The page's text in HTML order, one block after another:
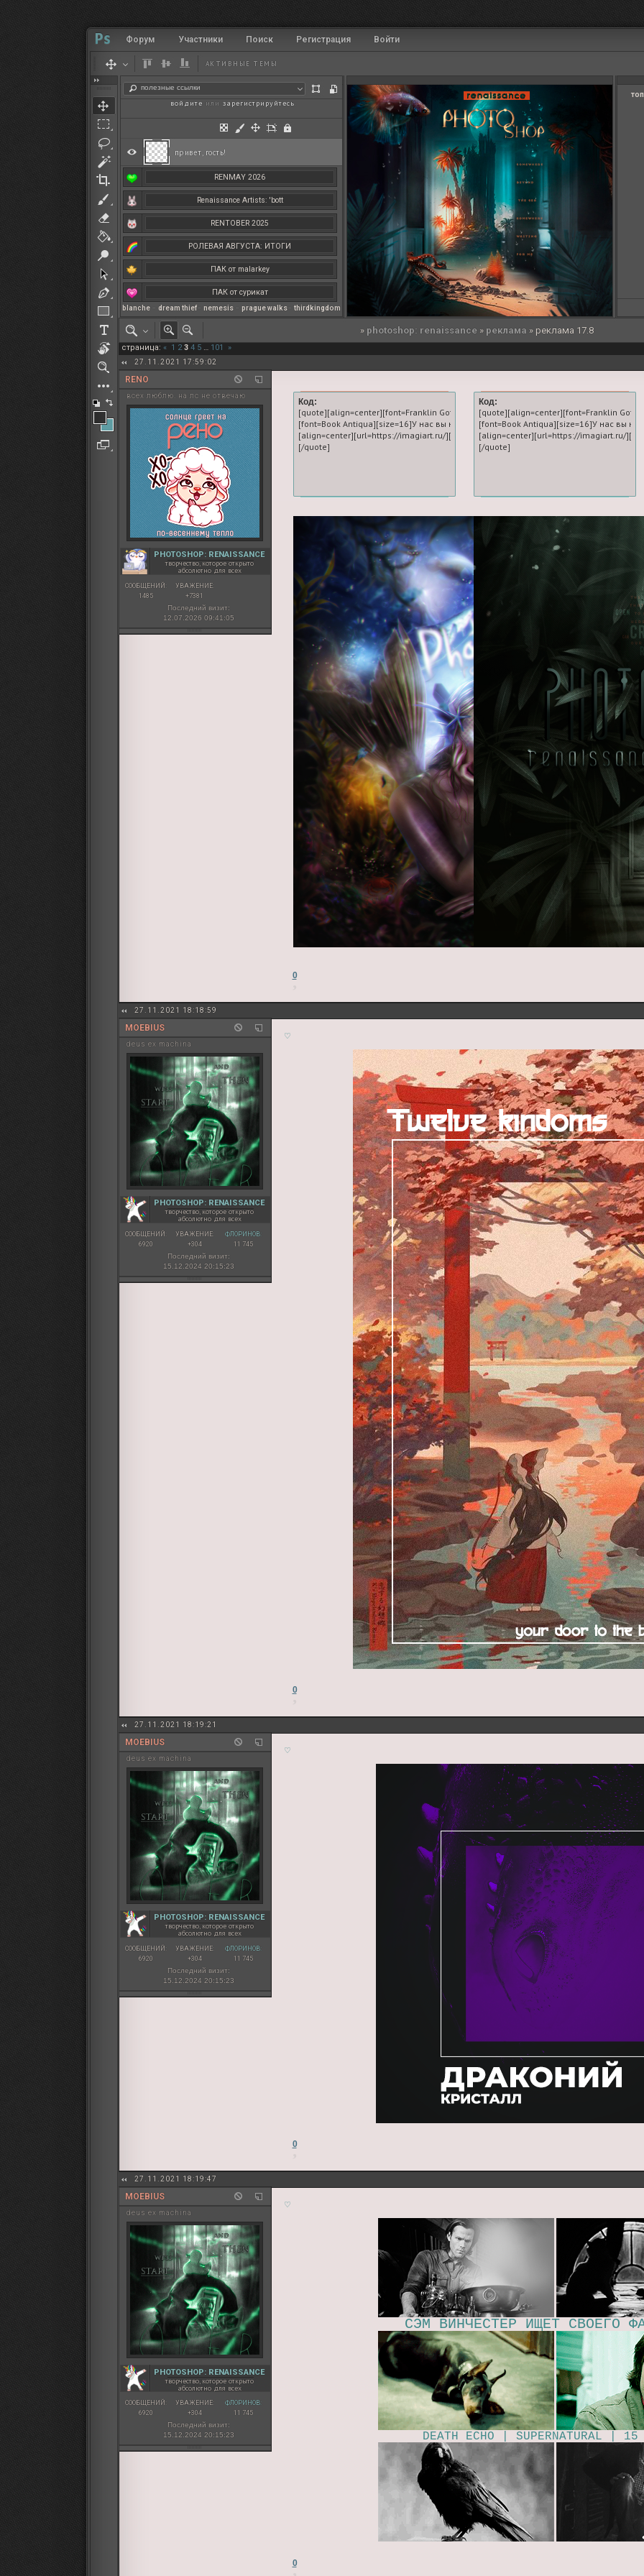
RENMAY 2026
Renaissance Artists: 'bott
RENTOBER 2025
РОЛЕВАЯ АВГУСТА: ИТОГИ
ПАК от malarkey
ПАК от сурикат
РЕНМАЙ
РОЛЕВАЯ МАРТА: ИТОГИ
полезные ссылки
blanche– dream thief– nemesis– prague walks– thirdkingdom
Форум Участники Поиск Регистрация Войти
АКТИВНЫЕ ТЕМЫ
привет, гость!
войдите или зарегистрируйтесь
» photoshop: renaissance » реклама » реклама 17.8
страница: « 1 2 3 4 5 … 101 »
27.11.2021 17:59:02
RENO
всех люблю. на лс не отвечаю
PHOTOSHOP: RENAISSANCE
творчество, которое открыто
абсолютно для всех
СООБЩЕНИЙ:
1485
УВАЖЕНИЕ:
+7381
Последний визит:
12.07.2026 09:41:05
Код:
[quote][align=center][font=Franklin Gothic Medium][size=20][url=https://imagiart.ru/
[font=Book Antiqua][size=16]У нас вы научитесь делать первоклассную графику
[align=center][url=https://imagiart.ru/][img]https://forumstatic.ru/files/0019/f9/d4/
Код:
[quote][align=center][font=Franklin
[font=Book Antiqua][size=16]У нас вы
[align=center][url=https://imagiart.ru/
0
27.11.2021 18:18:59
MOEBIUS
deus ex machina
PHOTOSHOP: RENAISSANCE
творчество, которое открыто
абсолютно для всех
СООБЩЕНИЙ:
6920
УВАЖЕНИЕ:
+304
ФЛОРИНОВ:
11 745
Последний визит:
15.12.2024 20:15:23
♡
0
27.11.2021 18:19:21
MOEBIUS
deus ex machina
PHOTOSHOP: RENAISSANCE
творчество, которое открыто
абсолютно для всех
СООБЩЕНИЙ:
6920
УВАЖЕНИЕ:
+304
ФЛОРИНОВ:
11 745
Последний визит:
15.12.2024 20:15:23
♡
0
27.11.2021 18:19:47
MOEBIUS
deus ex machina
PHOTOSHOP: RENAISSANCE
творчество, которое открыто
абсолютно для всех
СООБЩЕНИЙ:
6920
УВАЖЕНИЕ:
+304
ФЛОРИНОВ:
11 745
Последний визит:
15.12.2024 20:15:23
♡
СЭМ ВИНЧЕСТЕР ИЩЕТ СВОЕГО
DEATH ECHO | SUPERNATURAL | 15
0